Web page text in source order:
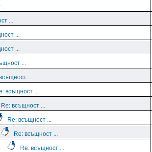
...
...
...
...
...
...
всъщност ...
Re: всъщност ...
Re: всъщност ...
Re: всъщност ...
Re: всъщност ...